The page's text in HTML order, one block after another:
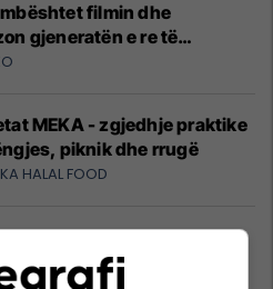
filmin dhe
gjeneratën e re të
MEKA - zgjedhje praktike
piknik dhe rrugë
HALAL FOOD
me rrnu n’deti? Kursimet
sjellin një banesë